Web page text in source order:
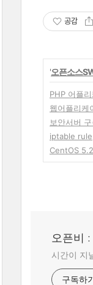
공감
'오픈소스
PHP 어플
웹어플리케
보안서버
iptable rule
CentOS
오픈비
시간이 지
구독하